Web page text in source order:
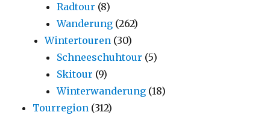
Radtour (8)
Wanderung (262)
Wintertouren (30)
Schneeschuhtour (5)
Skitour (9)
Winterwanderung (18)
Tourregion (312)